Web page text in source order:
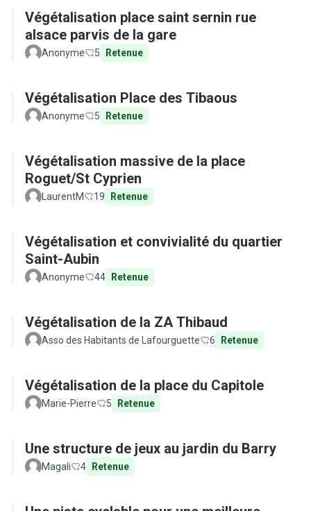
Végétalisation place saint sernin rue
alsace parvis de la gare
Anonyme 5 Retenue
Végétalisation Place des Tibaous
Anonyme 5 Retenue
Végétalisation massive de la place
Roguet/St Cyprien
LaurentM 19 Retenue
Végétalisation et convivialité du quartier
Saint-Aubin
Anonyme 44 Retenue
Végétalisation de la ZA Thibaud
Asso des Habitants de Lafourguette 6 Retenue
Végétalisation de la place du Capitole
Marie-Pierre 5 Retenue
Une structure de jeux au jardin du Barry
Magali 4 Retenue